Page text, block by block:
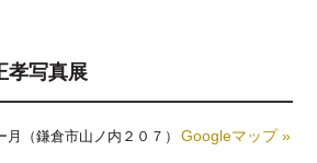
孝写真展
（鎌倉市山ノ内２０７） Googleマップ »